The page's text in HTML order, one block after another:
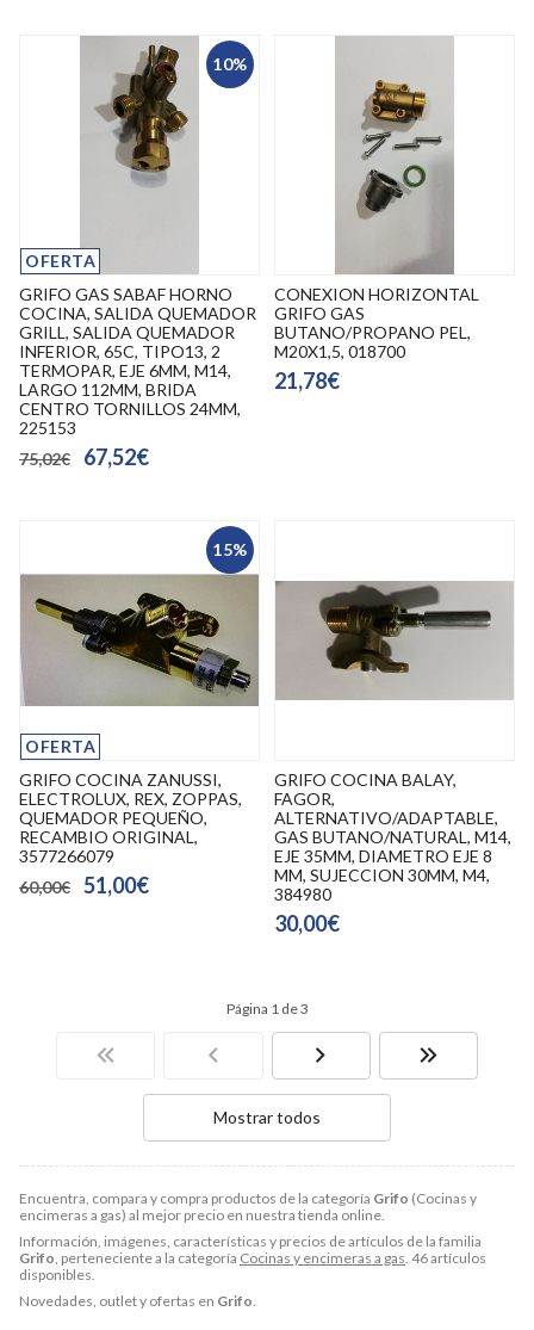
Encuentra, compara y compra productos de la categoría Grifo (Cocinas y
encimeras a gas) al mejor precio en nuestra tienda online.
Información, imágenes, características y precios de artículos de la familia
Grifo, perteneciente a la categoría Cocinas y encimeras a gas. 46 artículos
disponibles.
Novedades, outlet y ofertas en Grifo.
10%
OFERTA
GRIFO GAS SABAF HORNO
COCINA, SALIDA QUEMADOR
GRILL, SALIDA QUEMADOR
INFERIOR, 65C, TIPO13, 2
TERMOPAR, EJE 6MM, M14,
LARGO 112MM, BRIDA
CENTRO TORNILLOS 24MM,
225153
75,02€
67,52€
CONEXION HORIZONTAL
GRIFO GAS
BUTANO/PROPANO PEL,
M20X1,5, 018700
21,78€
15%
OFERTA
GRIFO COCINA ZANUSSI,
ELECTROLUX, REX, ZOPPAS,
QUEMADOR PEQUEÑO,
RECAMBIO ORIGINAL,
3577266079
60,00€
51,00€
GRIFO COCINA BALAY,
FAGOR,
ALTERNATIVO/ADAPTABLE,
GAS BUTANO/NATURAL, M14,
EJE 35MM, DIAMETRO EJE 8
MM, SUJECCION 30MM, M4,
384980
30,00€
Página 1 de 3
Mostrar todos